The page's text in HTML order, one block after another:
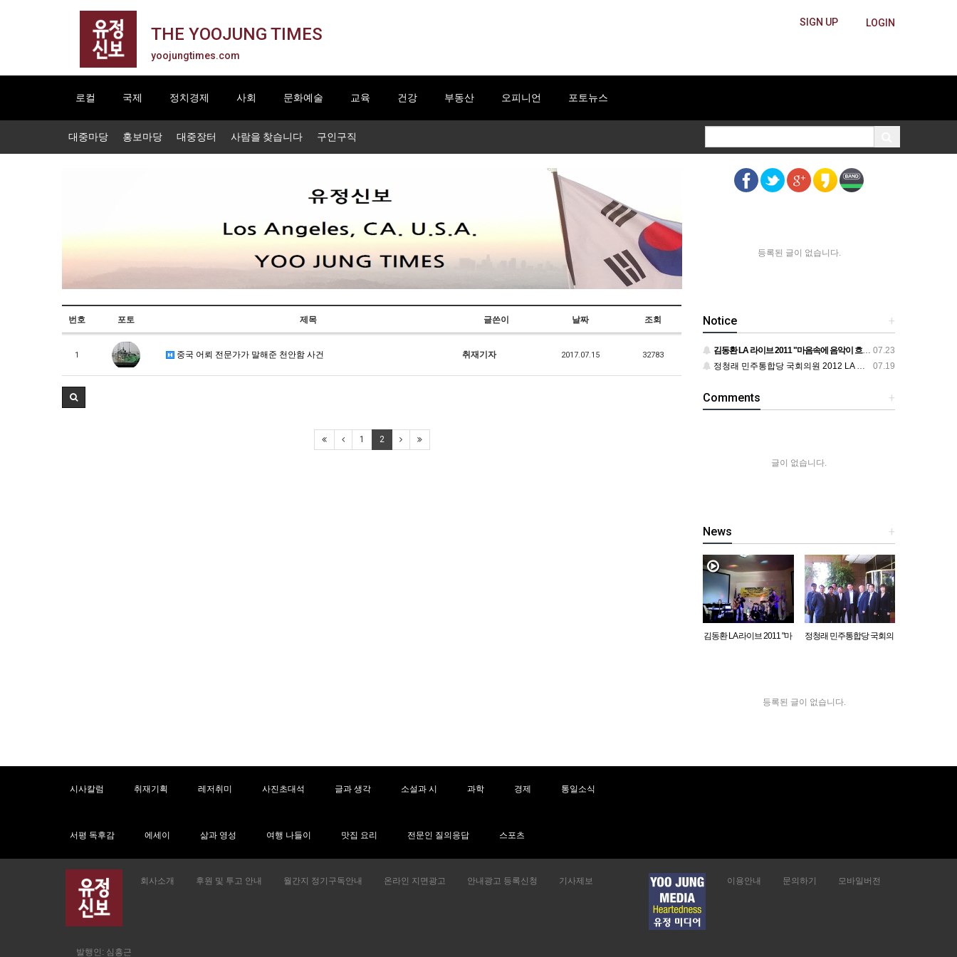
LOGIN
SIGN UP
THE YOOJUNG TIMES
yoojungtimes.com
로컬 국제 정치경제 사회 문화예술 교육 건강 부동산 오피니언 포토뉴스
대중마당 홍보마당 대중장터 사람을 찾습니다 구인구직
번호 포토 제목 글쓴이 날짜 조회
1 중국 어뢰 전문가가 말해준 천안함 사건 취재기자 2017.07.15 32783
1 2
등록된 글이 없습니다.
+
Notice
07.23
김동환 LA 라이브 2011 "마음속에 음악이 흐르면"
07.19
정청래 민주통합당 국회의원 2012 LA 동포 간담회
+
Comments
글이 없습니다.
+
News
김동환 LA 라이브 2011 "마
정청래 민주통합당 국회의
등록된 글이 없습니다.
시사칼럼 취재기획 레저취미 사진초대석 글과 생각 소설과 시 과학 경제 통일소식
서평 독후감 에세이 삶과 영성 여행 나들이 맛집 요리 전문인 질의응답 스포츠
회사소개 후원 및 투고 안내 월간지 정기구독안내 온라인 지면광고 안내광고 등록신청 기사제보 이용안내 문의하기 모바일버전
발행인: 심흥근